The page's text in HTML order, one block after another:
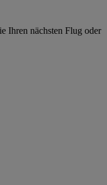
Ihren nächsten Flug oder